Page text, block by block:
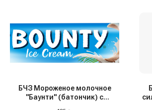
БЧЗ Мороженое молочное
"Баунти" (батончик) с